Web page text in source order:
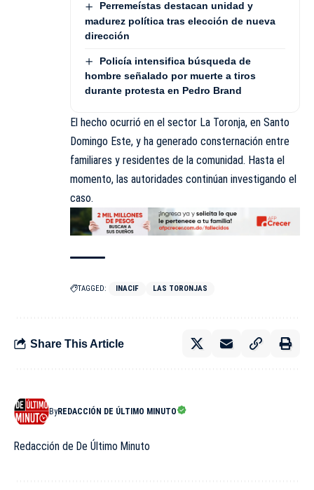
Perremeístas destacan unidad y
madurez política tras elección de nueva
dirección
Policía intensifica búsqueda de
hombre señalado por muerte a tiros
durante protesta en Pedro Brand
El hecho ocurrió en el sector La Toronja, en Santo
Domingo Este, y ha generado consternación entre
familiares y residentes de la comunidad. Hasta el
momento, las autoridades continúan investigando el
caso.
TAGGED: INACIF LAS TORONJAS
Share This Article
ByREDACCIÓN DE ÚLTIMO MINUTO
Redacción de De Último Minuto